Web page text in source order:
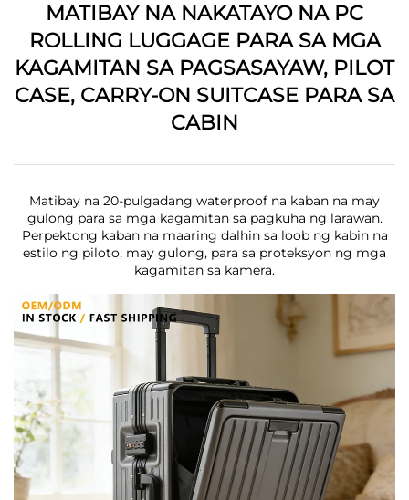
MATIBAY NA NAKATAYO NA PC
ROLLING LUGGAGE PARA SA MGA
KAGAMITAN SA PAGSASAYAW, PILOT
CASE, CARRY-ON SUITCASE PARA SA
CABIN
Matibay na 20-pulgadang waterproof na kaban na may
gulong para sa mga kagamitan sa pagkuha ng larawan.
Perpektong kaban na maaring dalhin sa loob ng kabin na
estilo ng piloto, may gulong, para sa proteksyon ng mga
kagamitan sa kamera.